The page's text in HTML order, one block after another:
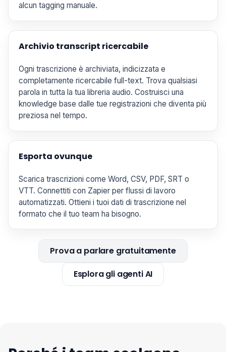
alcun tagging manuale.
Archivio transcript ricercabile
Ogni trascrizione è archiviata, indicizzata e
completamente ricercabile full-text. Trova qualsiasi
parola in tutta la tua libreria audio. Costruisci una
knowledge base dalle tue registrazioni che diventa più
preziosa nel tempo.
Esporta ovunque
Scarica trascrizioni come Word, CSV, PDF, SRT o
VTT. Connettiti con Zapier per flussi di lavoro
automatizzati. Ottieni i tuoi dati di trascrizione nel
formato che il tuo team ha bisogno.
Prova a parlare gratuitamente
Esplora gli agenti AI